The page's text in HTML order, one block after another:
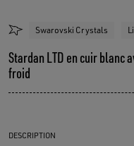
Swarovski Crystals
Stardan LTD en cuir blanc
froid
DESCRIPTION